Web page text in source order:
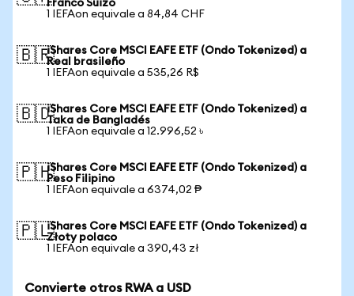
Franco Suizo
1 IEFAon equivale a 84,84 CHF
🇧🇷iShares Core MSCI EAFE ETF (Ondo Tokenized) a
Real brasileño
1 IEFAon equivale a 535,26 R$
🇧🇩iShares Core MSCI EAFE ETF (Ondo Tokenized) a
Taka de Bangladés
1 IEFAon equivale a 12.996,52 ৳
🇵🇭iShares Core MSCI EAFE ETF (Ondo Tokenized) a
Peso Filipino
1 IEFAon equivale a 6374,02 ₱
🇵🇱iShares Core MSCI EAFE ETF (Ondo Tokenized) a
Złoty polaco
1 IEFAon equivale a 390,43 zł
Convierte otros RWA a USD